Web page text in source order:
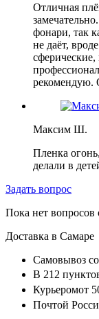
Отличная
фонари, так
не даёт,
рекомендую.
Максим Ш.
Пленка
делали в
Задать вопрос
Пока нет вопросов
Доставка в Самаре
Самовывоз со
В 212
Курьеромот
Почтой